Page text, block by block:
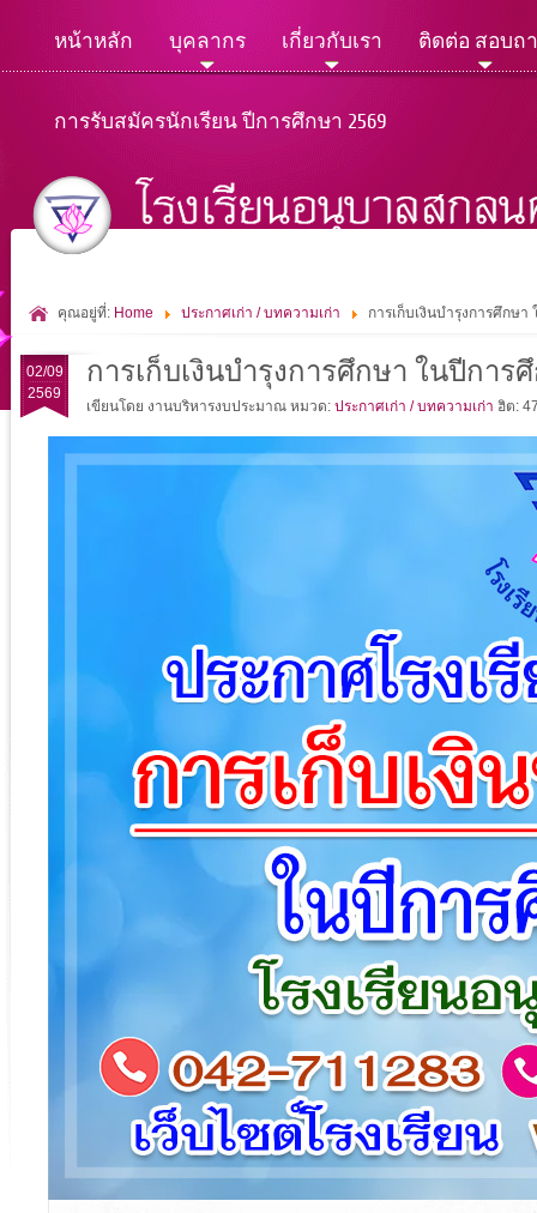
หน้าหลัก บุคลากร เกี่ยวกับเรา ติดต่อ สอบถ
การรับสมัครนักเรียน ปีการศึกษา 2569
คุณอยู่ที่: Home ประกาศเก่า / บทความเก่า การเก็บเงินบำรุงการศึกษ
02/09
2569
การเก็บเงินบำรุงการศึกษา ในปีการศึ
เขียนโดย งานบริหารงบประมาณ หมวด: ประกาศเก่า / บทความเก่า ฮิต: